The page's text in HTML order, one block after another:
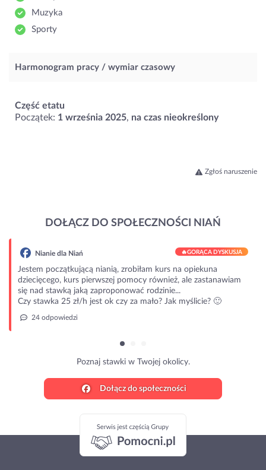
Muzyka
Sporty
Harmonogram pracy / wymiar czasowy
Część etatu
Początek: 1 września 2025, na czas nieokreślony
Zgłoś naruszenie
DOŁĄCZ DO SPOŁECZNOŚCI NIAŃ
Nianie dla Niań 🔥GORĄCA DYSKUSJA
Jestem początkującą nianią, zrobiłam kurs na opiekuna
dziecięcego, kurs pierwszej pomocy również, ale zastanawiam
się nad stawką jaką zaproponować rodzinie...
Czy stawka 25 zł/h jest ok czy za mało? Jak myślicie? 🙂
24 odpowiedzi
Poznaj stawki w Twojej okolicy.
Dołącz do społeczności